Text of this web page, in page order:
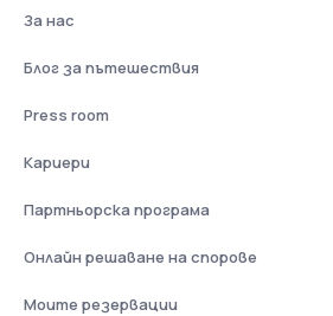
За нас
Блог за пътешествия
Press room
Кариери
Партньорска програма
Онлайн решаване на спорове
Моите резервации